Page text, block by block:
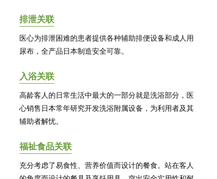
排泄关联
医心为排泄困难的患者提供各种辅助排便设备和成人用
尿布，全产品日本制造安全可靠。
入浴关联
高龄客人的日常生活中最大的一部分就是洗浴部分，医
心销售日本常年研究开发洗浴附属设备，为利用者及其
辅助者解忧。
福祉食品关联
充分考虑了易食性、营养价值而设计的餐食。站在客人